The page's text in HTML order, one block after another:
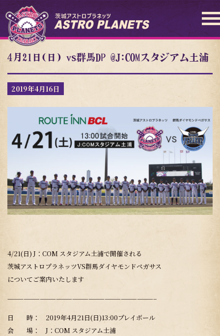
4月21日(日) vs群馬DP @J:COMスタジアム土浦
2019年4月16日
4/21(日) J：COM スタジアム土浦で開催される
茨城アストロプラネッツVS群馬ダイヤモンドペガサス
についてご案内いたします
———————————————————————————–
日 時： 2019年4月21日(日)13:00プレイボール
会 場： J：COM スタジアム土浦